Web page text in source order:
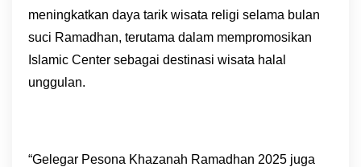
meningkatkan daya tarik wisata religi selama bulan
suci Ramadhan, terutama dalam mempromosikan
Islamic Center sebagai destinasi wisata halal
unggulan.
“Gelegar Pesona Khazanah Ramadhan 2025 juga